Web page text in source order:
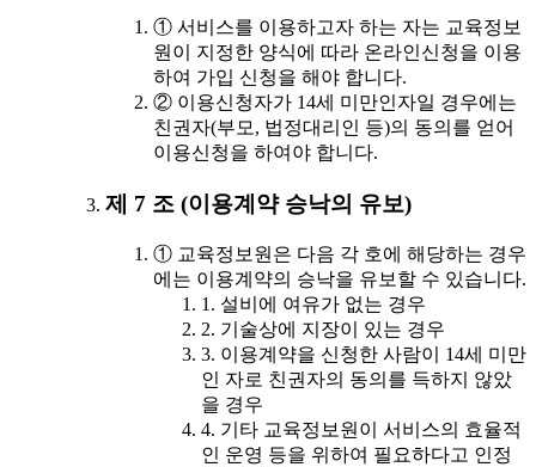
① 서비스를 이용하고자 하는 자는 교육정보
원이 지정한 양식에 따라 온라인신청을 이용
하여 가입 신청을 해야 합니다.
② 이용신청자가 14세 미만인자일 경우에는
친권자(부모, 법정대리인 등)의 동의를 얻어
이용신청을 하여야 합니다.
제 7 조 (이용계약 승낙의 유보)
① 교육정보원은 다음 각 호에 해당하는 경우
에는 이용계약의 승낙을 유보할 수 있습니다.
1. 설비에 여유가 없는 경우
2. 기술상에 지장이 있는 경우
3. 이용계약을 신청한 사람이 14세 미만
인 자로 친권자의 동의를 득하지 않았
을 경우
4. 기타 교육정보원이 서비스의 효율적
인 운영 등을 위하여 필요하다고 인정